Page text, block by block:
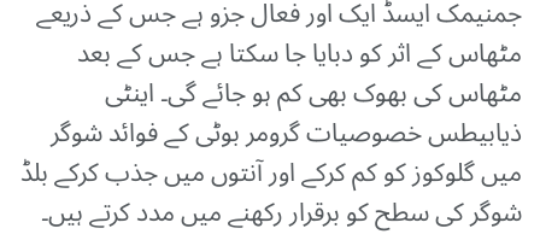
جمنیمک ایسڈ ایک اور فعال جزو ہے جس کے ذریعے
مٹھاس کے اثر کو دبایا جا سکتا ہے جس کے بعد
مٹھاس کی بھوک بھی کم ہو جائے گی۔ اینٹی
ذیابیطس خصوصیات گرومر بوٹی کے فوائد شوگر
میں گلوکوز کو کم کرکے اور آنتوں میں جذب کرکے بلڈ
شوگر کی سطح کو برقرار رکھنے میں مدد کرتے ہیں۔